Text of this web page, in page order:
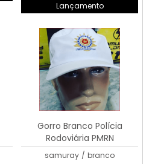
Lançamento
Gorro Branco Polícia
Rodoviária PMRN
samuray / branco